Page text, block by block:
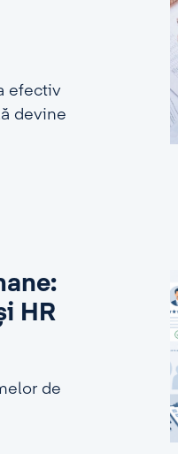
efectiv
devine
HR
de